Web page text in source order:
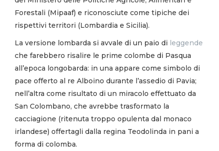
Forestali (Mipaaf) e riconosciute come tipiche dei
rispettivi territori (Lombardia e Sicilia).
La versione lombarda si avvale di un paio di leggende
che farebbero risalire le prime colombe di Pasqua
all’epoca longobarda: in una appare come simbolo di
pace offerto al re Alboino durante l’assedio di Pavia;
nell’altra come risultato di un miracolo effettuato da
San Colombano, che avrebbe trasformato la
cacciagione (ritenuta troppo opulenta dal monaco
irlandese) offertagli dalla regina Teodolinda in pani a
forma di colomba.